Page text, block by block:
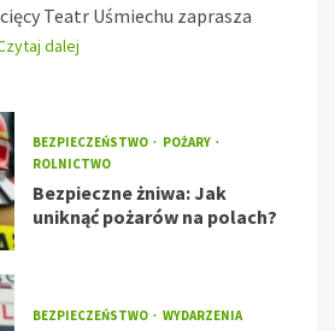
Teatr Uśmiechu zaprasza
dalej
BEZPIECZEŃSTWO
POŻARY
ROLNICTWO
Bezpieczne żniwa: Jak
uniknąć pożarów na polach?
BEZPIECZEŃSTWO WYDARZENIA